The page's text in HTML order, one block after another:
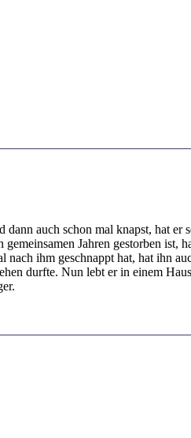
auch schon mal knapst, hat er
Jahren gestorben ist,
nach ihm geschnappt hat, hat ihn
durfte. Nun lebt er in einem